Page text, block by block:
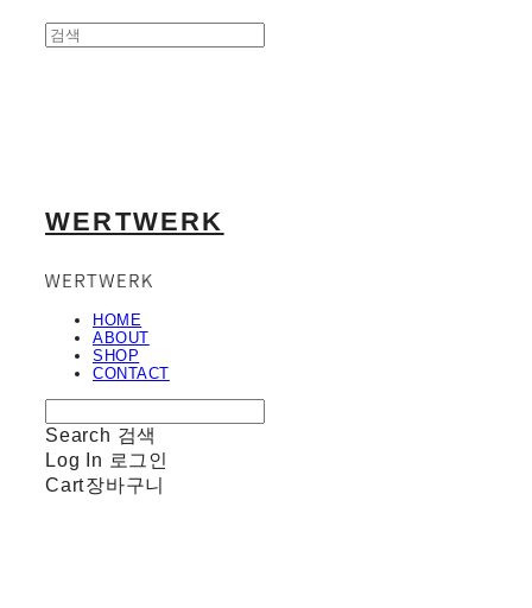
WERTWERK
HOME
ABOUT
SHOP
CONTACT
Search 검색
Log In 로그인
Cart장바구니